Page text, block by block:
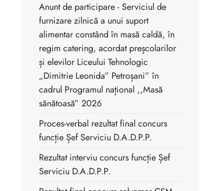
Anunt de participare - Serviciul de
furnizare zilnică a unui suport
alimentar constând în masă caldă, în
regim catering, acordat preșcolarilor
și elevilor Liceului Tehnologic
„Dimitrie Leonida” Petroșani” în
cadrul Programul național ,,Masă
sănătoasă” 2026
Proces-verbal rezultat final concurs
funcție Șef Serviciu D.A.D.P.P.
Rezultat interviu concurs funcție Șef
Serviciu D.A.D.P.P.